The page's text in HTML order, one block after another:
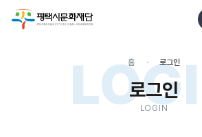
홈 로그인
로그인
LOGIN